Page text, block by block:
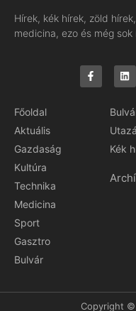
Hírek, kék hírek, zöld
medicina, ezo és még
Főoldal
Aktuális
Gazdaság
Kultúra
Technika
Medicina
Sport
Gasztro
Bulvár
Kék
Copyright ©